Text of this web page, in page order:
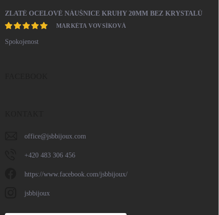
ZLATÉ OCELOVÉ NÁUŠNICE KRUHY 20MM BEZ KRYSTALŮ
MARKÉTA VOVSÍKOVÁ
Spokojenost
office@jsbbijoux.com
+420 483 306 456
https://www.facebook.com/jsbbijoux/
jsbbijoux